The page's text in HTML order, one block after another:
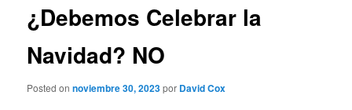
¿Debemos Celebrar la
Navidad? NO
Posted onnoviembre 30, 2023por David Cox